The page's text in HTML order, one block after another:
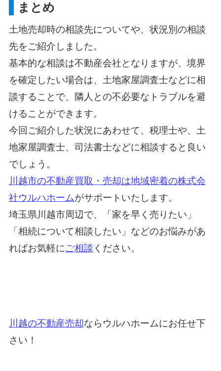
まとめ
土地売却時の相談先についてや、状況別の相談
先をご紹介しました。
基本的な相談は不動産会社となりますが、境界
を確定したい場合は、土地家屋調査士などに相
談することで、隣人との不必要なトラブルを避
けることができます。
今回ご紹介した状況にあわせて、税理士や、土
地家屋調査士、司法書士などに相談すると良い
でしょう。
川越市の不動産買取・売却は地域密着の株式会
社ウルハホームがサポートいたします。
埼玉県川越市周辺で、「家を早く売りたい」
「相続について相談したい」などのお悩みがあ
ればお気軽にご相談 ください。
川越の不動産売却ならウルハホームにお任せ下
さい！